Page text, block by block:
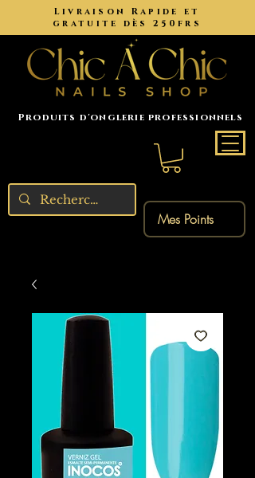
Livraison Rapide et
gratuite dès 250frs
Produits d'onglerie professionnels
Mes Points